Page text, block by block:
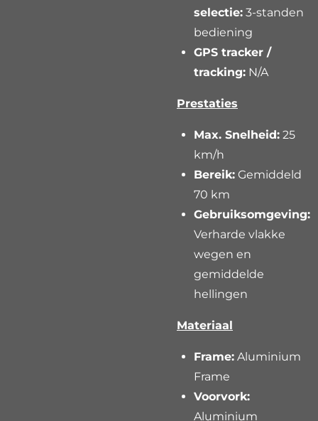
selectie: 3-standen
bediening
GPS tracker /
tracking: N/A
Prestaties
Max. Snelheid: 25
km/h
Bereik: Gemiddeld
70 km
Gebruiksomgeving:
Verharde vlakke
wegen en
gemiddelde
hellingen
Materiaal
Frame: Aluminium
Frame
Voorvork:
Aluminium